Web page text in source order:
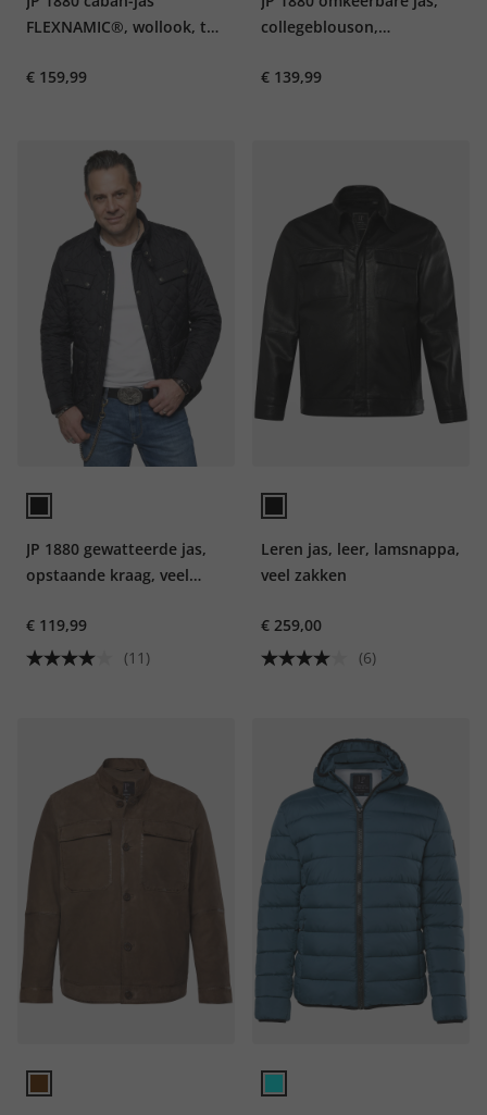
FLEXNAMIC®, wollook, tot
€ 159,99
collegeblouson,
€ 139,99
JP 1880 gewatteerde jas,
opstaande kraag, veel
€ 119,99
(11)
Leren jas, leer, lamsnappa,
veel zakken
€ 259,00
(6)